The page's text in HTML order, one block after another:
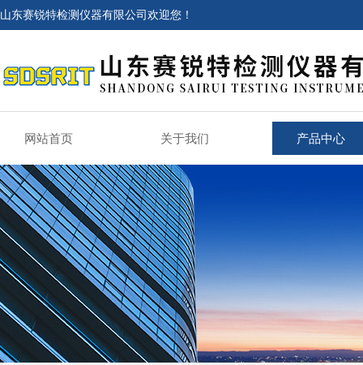
山东赛锐特检测仪器有限公司欢迎您！
网站首页 关于我们 产品中心